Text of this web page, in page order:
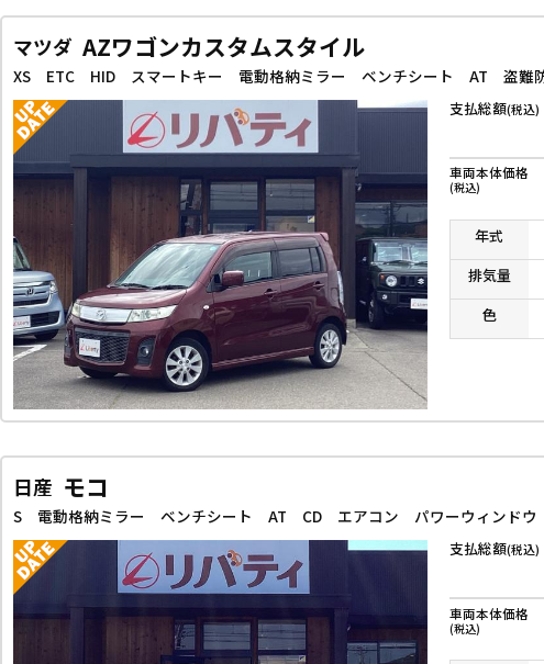
マツダ AZワゴンカスタムスタイル
支払総額(税込)
車両本体価格
(税込)
年式
排気量
色
日産 モコ
S 電動格納ミラー ベンチシート AT CD エアコン パワーウィンドウ
支払総額(税込)
車両本体価格
(税込)